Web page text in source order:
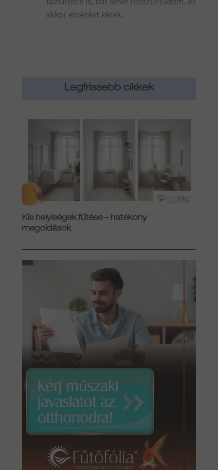
akkor elnézést kérek.
Legfrissebb cikkek
Kis helyiségek fűtése – hatékony
megoldások